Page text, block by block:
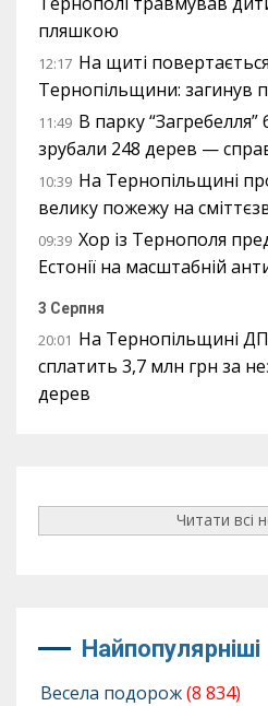
пляшкою
12:17 На щиті
Тернопільщини: загинув
11:49 В парку “Загребелля”
зрубали 248 дерев —
10:39 На Тернопільщині
велику пожежу на
09:39 Хор із Тернополя
Естонії на масштабній
3 Серпня
20:01 На Тернопільщині ДП
сплатить 3,7 млн грн за
дерев
Читати всі
Найпопулярніші
Весела подорож(8 834)